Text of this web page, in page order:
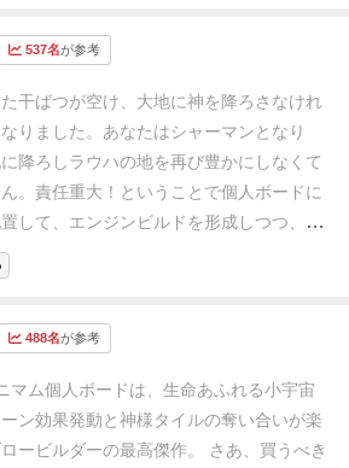
ムの考えどころは、②でカードをどこに
う事です。ポイントは２つ✌
狙い。揃うと 神様を入手でき、恩恵を与
タグ の種類毎に担当の神様がおられる。
手したターンと、毎ラウンド終了時に発
し、ライバルがビンゴしたら 神様はそっ
まう特性がある😭 取って取られてをし
は、
ターンで予め決まっている。←これはと
の列へと移っていく仕組み。 発動にはお
み込んでいったり、またはタグ数に応じ
が増えるものはタグ
を増やすため後回し
・などです😙 理由付けとしては前者の方
効果とアイコンが描かれているのだが、タ
するコマの位置に合わせて発動する。この
、今まであった定番ゲームのシステムに
スパイスを入れて改良するのが非常にう
のゲームもそれに当てはまる感じだ。
ま
ド毎にタイルの一部に記載されている水
あるのだが、他のプレイヤーと比較して、
を稼がれる（笑）
り、タイルの効果を使って置くか、タイ
ではなく、胞子を3x3のどこかに置くと
き、胞子がある場所は、3ラウンド毎に
の場所の効果が発動する。面白いのが、
537名が参考
干ばつが空け、大地に神を降ろさなけれ
りました。 あなたはシャーマンとなり
降ろしラウハの地を再び豊かにしなくて
。 責任重大！ ということで個人ボードに
して、エンジンビルドを形成しつつ、
得て勝利点獲得を目指していきます。
個人ボードなっています。緑で囲ってい
果たいしていて、時計回りで凹んでいると
ボードがあり、毎ラウンド個人ボートの凹
コンの場所からカードを1枚だけ選びあ
。このカードは他のプレイヤーも取るた
488名が参考
マム個人ボードは、生命あふれる小宇宙
ン効果発動と神様タイルの奪い合いが楽
ービルダーの最高傑作。 さあ、買うべき